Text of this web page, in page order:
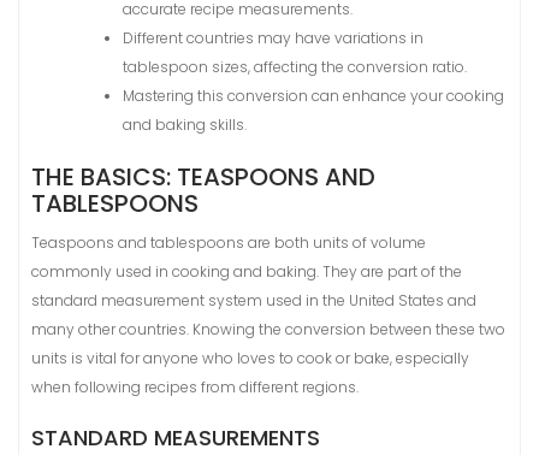
accurate recipe measurements.
Different countries may have variations in
tablespoon sizes, affecting the conversion ratio.
Mastering this conversion can enhance your cooking
and baking skills.
THE BASICS: TEASPOONS AND
TABLESPOONS
Teaspoons and tablespoons are both units of volume
commonly used in cooking and baking. They are part of the
standard measurement system used in the United States and
many other countries. Knowing the conversion between these two
units is vital for anyone who loves to cook or bake, especially
when following recipes from different regions.
STANDARD MEASUREMENTS